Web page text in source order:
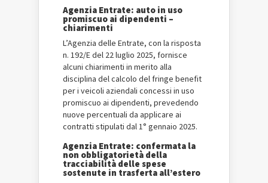
Agenzia Entrate: auto in uso
promiscuo ai dipendenti –
chiarimenti
L’Agenzia delle Entrate, con la risposta
n. 192/E del 22 luglio 2025, fornisce
alcuni chiarimenti in merito alla
disciplina del calcolo del fringe benefit
per i veicoli aziendali concessi in uso
promiscuo ai dipendenti, prevedendo
nuove percentuali da applicare ai
contratti stipulati dal 1° gennaio 2025.
Agenzia Entrate: confermata la
non obbligatorietà della
tracciabilità delle spese
sostenute in trasferta all’estero